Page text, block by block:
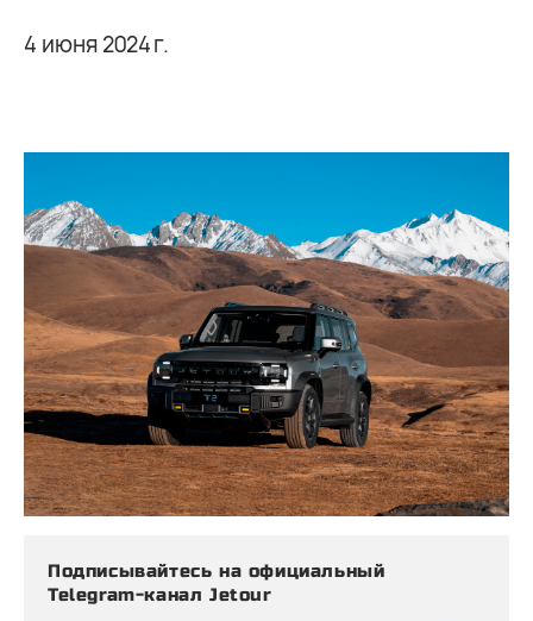
4 июня 2024 г.
Подписывайтесь на официальный
Telegram-канал Jetour